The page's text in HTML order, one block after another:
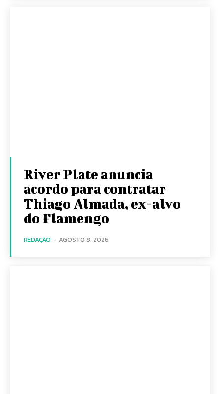
River Plate anuncia
acordo para contratar
Thiago Almada, ex-alvo
do Flamengo
REDAÇÃO - AGOSTO 8, 2026